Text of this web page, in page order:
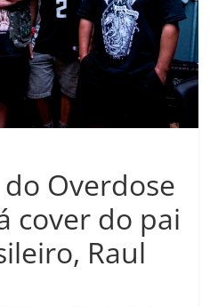
Overdose
cover do pai
Raul